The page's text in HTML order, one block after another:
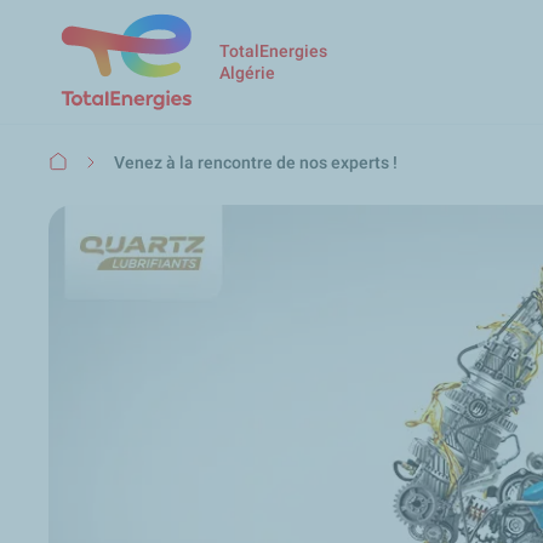
TotalEnergies
Algérie
Fil
Venez à la rencontre de nos experts !